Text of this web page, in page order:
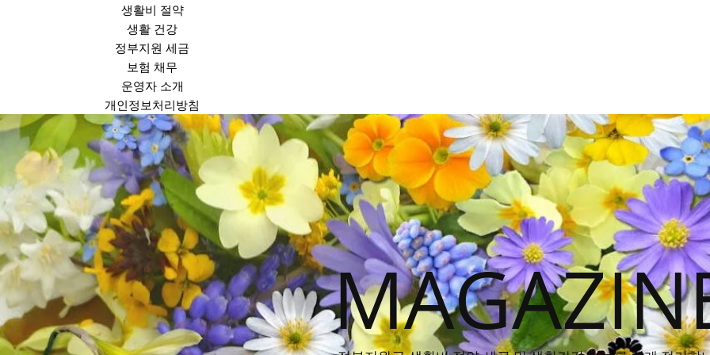
생활비 절약
생활 건강
정부지원 세금
보험 채무
운영자 소개
개인정보처리방침